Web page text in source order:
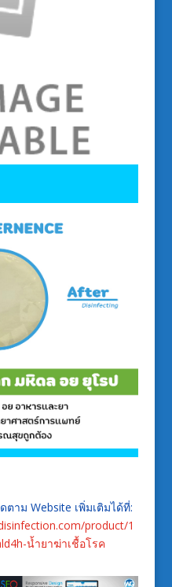
าม Website เพิ่มเติมได้ที่:
product/1
น้ำยาฆ่าเชื้อโรค